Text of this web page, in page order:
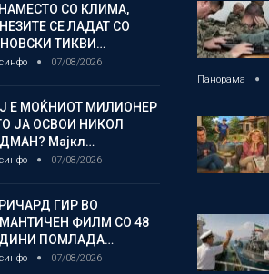
НАМЕСТО СО КЛИМА,
СЕ ЛАДАТ СО
ТИКВИ…
07/08/2026
Е МОЌНИОТ МИЛИОНЕР
ЈА ОСВОИ НИКОЛ
Мајкл…
07/08/2026
РИЧАРД ГИР ВО
ФИЛМ СО 48
ПОМЛАДА…
07/08/2026
Панорама